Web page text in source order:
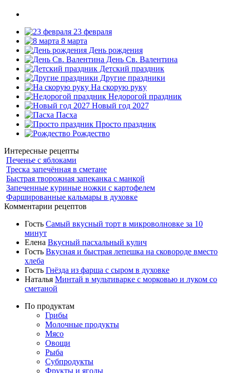
23 февраля
8 марта
День рождения
День Св. Валентина
Детский праздник
Другие праздники
На скорую руку
Недорогой праздник
Новый год 2027
Пасха
Просто праздник
Рождество
Интересные рецепты
Печенье с яблоками
Треска запечённая в сметане
Быстрая творожная запеканка с манкой
Запеченные куриные ножки с картофелем
Фаршированные кальмары в духовке
Комментарии рецептов
Гость Самый вкусный торт в микроволновке за 10
минут
Елена Вкусный пасхальный кулич
Гость Вкусная и быстрая лепешка на сковороде вместо
хлеба
Гость Гнёзда из фарша с сыром в духовке
Наталья Минтай в мультиварке с морковью и луком со
сметаной
По продуктам
Грибы
Молочные продукты
Мясо
Овощи
Рыба
Субпродукты
Фрукты и ягоды